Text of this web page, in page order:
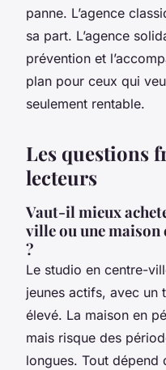
panne. L’agence
sa part. L’agence
prévention et
plan pour ceux qui
seulement rentable.
Les questions
lecteurs
Vaut-il mieux
ville ou une
?
Le studio en centre-
jeunes actifs, avec un
élevé. La maison en
mais risque des
longues. Tout dépend